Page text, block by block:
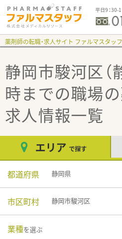
平日9：30-
薬剤師の転職・求人サイト ファルマスタッフ
静岡市駿河区（
時までの職場
求人情報一覧
エリア で探す
都道府県 静岡県
市区町村 静岡市駿河区
業種を選ぶ